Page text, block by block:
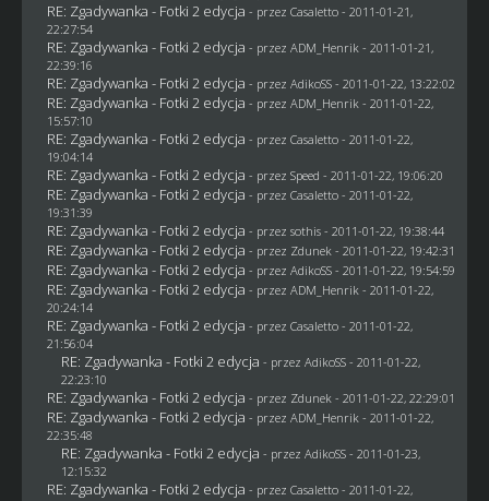
RE: Zgadywanka - Fotki 2 edycja - przez Casaletto- 2011-01-21,
22:27:54
RE: Zgadywanka - Fotki 2 edycja - przez ADM_Henrik - 2011-01-21,
22:39:16
RE: Zgadywanka - Fotki 2 edycja - przez AdikoSS - 2011-01-22, 13:22:02
RE: Zgadywanka - Fotki 2 edycja - przez ADM_Henrik - 2011-01-22,
15:57:10
RE: Zgadywanka - Fotki 2 edycja - przez Casaletto- 2011-01-22,
19:04:14
RE: Zgadywanka - Fotki 2 edycja - przez Speed - 2011-01-22, 19:06:20
RE: Zgadywanka - Fotki 2 edycja - przez Casaletto- 2011-01-22,
19:31:39
RE: Zgadywanka - Fotki 2 edycja - przez sothis- 2011-01-22, 19:38:44
RE: Zgadywanka - Fotki 2 edycja - przez Zdunek - 2011-01-22, 19:42:31
RE: Zgadywanka - Fotki 2 edycja - przez AdikoSS - 2011-01-22, 19:54:59
RE: Zgadywanka - Fotki 2 edycja - przez ADM_Henrik - 2011-01-22,
20:24:14
RE: Zgadywanka - Fotki 2 edycja - przez Casaletto- 2011-01-22,
21:56:04
RE: Zgadywanka - Fotki 2 edycja - przez AdikoSS - 2011-01-22,
22:23:10
RE: Zgadywanka - Fotki 2 edycja - przez Zdunek - 2011-01-22, 22:29:01
RE: Zgadywanka - Fotki 2 edycja - przez ADM_Henrik - 2011-01-22,
22:35:48
RE: Zgadywanka - Fotki 2 edycja - przez AdikoSS - 2011-01-23,
12:15:32
RE: Zgadywanka - Fotki 2 edycja - przez Casaletto- 2011-01-22,